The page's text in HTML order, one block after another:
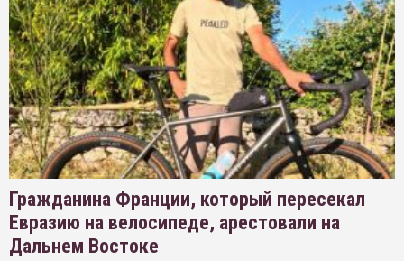
Гражданина Франции, который пересекал
Евразию на велосипеде, арестовали на
Дальнем Востоке